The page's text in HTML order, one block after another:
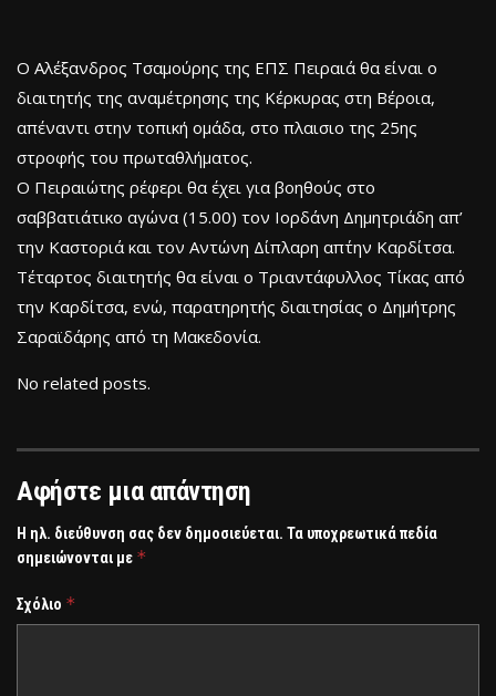
Ο Αλέξανδρος Τσαμούρης της ΕΠΣ Πειραιά θα είναι ο
διαιτητής της αναμέτρησης της Κέρκυρας στη Βέροια,
απέναντι στην τοπική ομάδα, στο πλαισιο της 25ης
στροφής του πρωταθλήματος.
Ο Πειραιώτης ρέφερι θα έχει για βοηθούς στο
σαββατιάτικο αγώνα (15.00) τον Ιορδάνη Δημητριάδη απ’
την Καστοριά και τον Αντώνη Δίπλαρη απ΄την Καρδίτσα.
Τέταρτος διαιτητής θα είναι ο Τριαντάφυλλος Τίκας από
την Καρδίτσα, ενώ, παρατηρητής διαιτησίας ο Δημήτρης
Σαραϊδάρης από τη Μακεδονία.
No related posts.
Αφήστε μια απάντηση
Η ηλ. διεύθυνση σας δεν δημοσιεύεται. Τα υποχρεωτικά πεδία
σημειώνονται με *
Σχόλιο *